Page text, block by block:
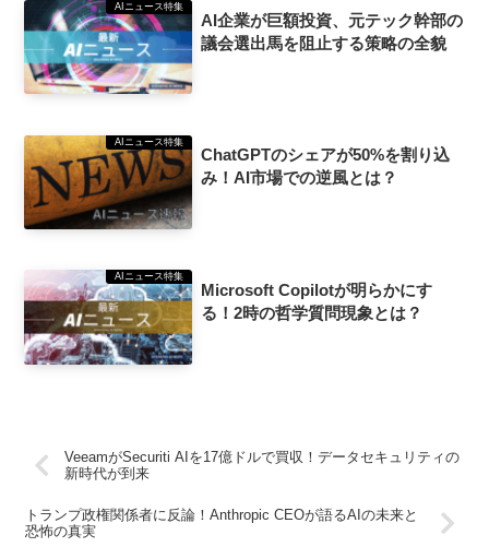
AIニュース特集
AI企業が巨額投資、元テック幹部の
議会選出馬を阻止する策略の全貌
AIニュース特集
ChatGPTのシェアが50%を割り込
み！AI市場での逆風とは？
AIニュース特集
Microsoft Copilotが明らかにす
る！2時の哲学質問現象とは？
VeeamがSecuriti AIを17億ドルで買収！データセキュリティの
新時代が到来
トランプ政権関係者に反論！Anthropic CEOが語るAIの未来と
恐怖の真実